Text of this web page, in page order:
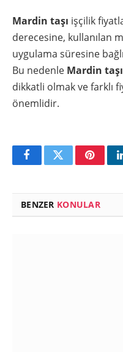
Mardin taşı işçilik
derecesine, kullanılan
uygulama süresine
Bu nedenle Mardin taşı
dikkatli olmak ve farklı
önemlidir.
FacebookTwitter
BENZER KONULAR